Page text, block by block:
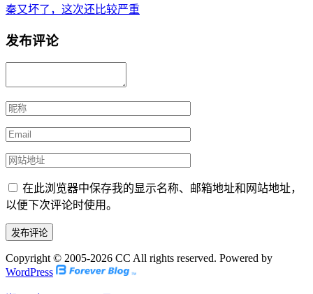
秦又坏了，这次还比较严重
发布评论
在此浏览器中保存我的显示名称、邮箱地址和网站地址，
以便下次评论时使用。
Copyright © 2005-2026 CC All rights reserved. Powered by
WordPress